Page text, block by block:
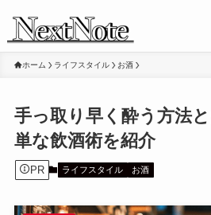
ホーム ライフスタイル お酒
手っ取り早く酔う方法
単な飲酒術を紹介
PR ライフスタイル お酒